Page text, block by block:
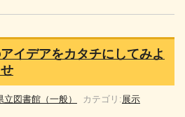
イデアをカタチにしてみよ
立図書館（一般） カテゴリ:展示